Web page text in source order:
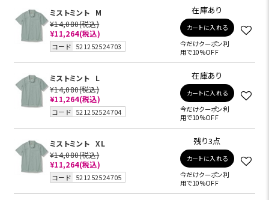
ミストミント
M
¥14,080(税込)
¥11,264(税込)
コード 521252524703
在庫あり
カートに入れる
今だけクーポン利
用で10%OFF
ミストミント
L
¥14,080(税込)
¥11,264(税込)
コード 521252524704
在庫あり
カートに入れる
今だけクーポン利
用で10%OFF
ミストミント
XL
¥14,080(税込)
¥11,264(税込)
コード 521252524705
残り3点
カートに入れる
今だけクーポン利
用で10%OFF